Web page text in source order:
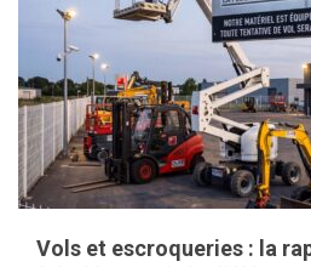
Vols et escroqueries : la